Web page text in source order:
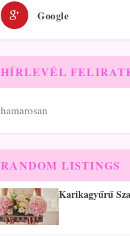
Google
HÍRLEVÉL
hamarosan
RANDOM LISTINGS
Karikagyűrű